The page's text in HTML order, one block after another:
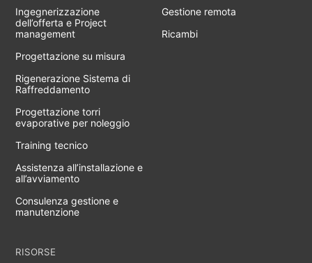
Ingegnerizzazione
dell’offerta e Project
management
Progettazione su misura
Rigenerazione Sistema di
Raffreddamento
Progettazione torri
evaporative per noleggio
Training tecnico
Assistenza all’installazione e
all’avviamento
Consulenza gestione e
manutenzione
Gestione remota
Ricambi
RISORSE